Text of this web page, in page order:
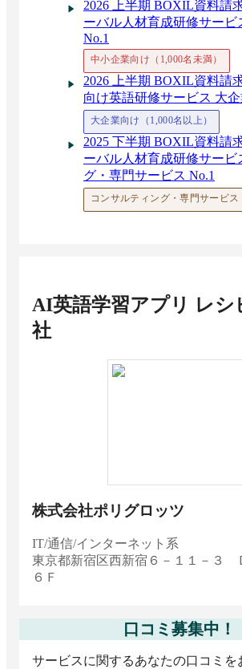
2026 上半期 BOXIL資料請
ーバル人材育成研修サービ
No.1
中小企業向け（1,000名未満）
2026 上半期 BOXIL資料請
向け英語研修サービス 大企
大企業向け（1,000名以上）
2025 下半期 BOXIL資料請
ーバル人材育成研修サービ
グ・専門サービス No.1
コンサルティング・専門サービス
AI英語学習アプリ レシ
社
株式会社ポリグロッツ
IT/通信/インターネット系
東京都新宿区西新宿６－１１－３
６Ｆ
口コミ募集中！
サービスに関するあなたの口コミを